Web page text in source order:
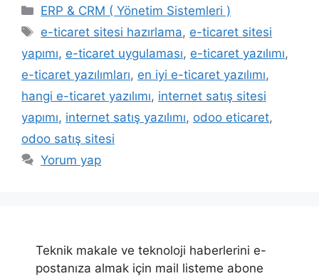
Kategoriler
ERP & CRM ( Yönetim Sistemleri )
Etiketler
e-ticaret sitesi hazırlama, e-ticaret sitesi
yapımı, e-ticaret uygulaması, e-ticaret yazılımı,
e-ticaret yazılımları, en iyi e-ticaret yazılımı,
hangi e-ticaret yazılımı, internet satış sitesi
yapımı, internet satış yazılımı, odoo eticaret,
odoo satış sitesi
Yorum yap
Teknik makale ve teknoloji haberlerini e-
postanıza almak için mail listeme abone